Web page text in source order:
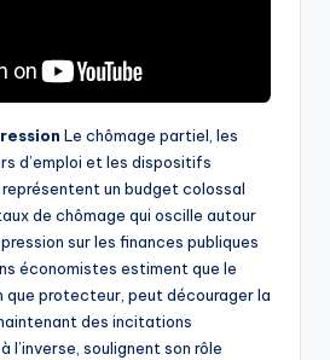
Le chômage partiel, les
d’emploi et les dispositifs
un budget colossal
de chômage qui oscille autour
sur les finances publiques
économistes estiment que le
que protecteur, peut décourager la
des incitations
l’inverse, soulignent son rôle